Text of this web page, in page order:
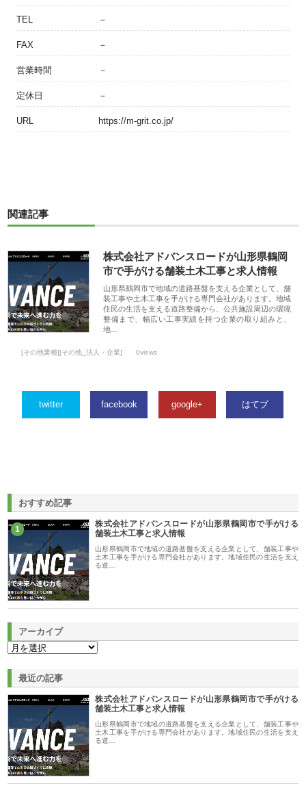
TEL －
FAX －
営業時間 －
定休日 －
URL https://m-grit.co.jp/
関連記事
株式会社アドバンスロードが山形県鶴岡
市で手がける舗装土木工事と求人情報
山形県鶴岡市で地域の道路基盤を支える企業として、舗
装工事や土木工事を手がける専門会社があります。地域
住民の生活を支える道路整備から、公共施設周辺の環境
整備まで、幅広い工事実績を持つ企業の取り組みと、
地…
[その他業種][その他_法人・企業] 0views
twitter facebook google+ はてブ
おすすめ記事
1
株式会社アドバンスロードが山形県鶴岡市で手がける
舗装土木工事と求人情報
山形県鶴岡市で地域の道路基盤を支える企業として、舗装工事や
土木工事を手がける専門会社があります。地域住民の生活を支え
る道…
アーカイブ
最近の記事
株式会社アドバンスロードが山形県鶴岡市で手がける
舗装土木工事と求人情報
山形県鶴岡市で地域の道路基盤を支える企業として、舗装工事や
土木工事を手がける専門会社があります。地域住民の生活を支え
る道…